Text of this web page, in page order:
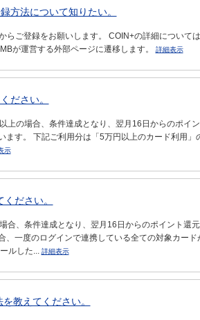
方法について知りたい。
らご登録をお願いします。 COIN+の詳細について
が運営する外部ページに遷移します。
詳細表示
ださい。
の場合、条件達成となり、翌月16日からのポイ
す。 下記ご利用分は「5万円以上のカード利用」
示
ださい。
合、条件達成となり、翌月16日からのポイント還
一度のログインで連携している全ての対象カード
ルした... 詳細表示
教えてください。